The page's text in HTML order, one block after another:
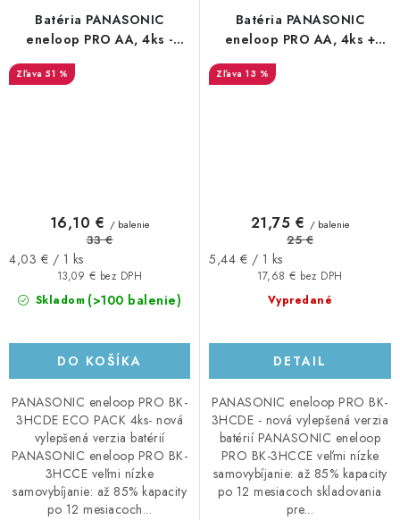
Batéria PANASONIC
eneloop PRO AA, 4ks -
najnovšia generácia min.
2500mAh
51 %
Skladom (>100 balenie)
13,09 € bez DPH
16,10 € / balenie
33 €
Jednotková
4,03 € / 1 ks
DO KOŠÍKA
PANASONIC eneloop PRO BK-
3HCDE ECO PACK 4ks- nová
vylepšená verzia batérií
PANASONIC eneloop PRO BK-
3HCCE veľmi nízke
samovybíjanie: až 85% kapacity
po 12 mesiacoch...
Batéria PANASONIC
eneloop PRO AA, 4ks +
case - najnovšia generácia
min. 2500mAh
13 %
Vypredané
17,68 € bez DPH
21,75 € / balenie
25 €
Jednotková
5,44 € / 1 ks
DETAIL
PANASONIC eneloop PRO BK-
3HCDE - nová vylepšená verzia
batérií PANASONIC eneloop
PRO BK-3HCCE veľmi nízke
samovybíjanie: až 85% kapacity
po 12 mesiacoch skladovania
pre...